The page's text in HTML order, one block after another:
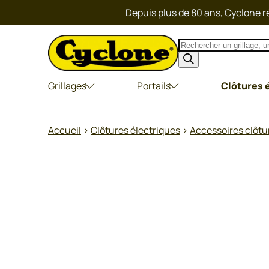
Depuis plus de 80 ans, Cyclone
Recherche
de
produits
Grillages Portails Clôtures
Accueil > Clôtures électriques > Accessoires